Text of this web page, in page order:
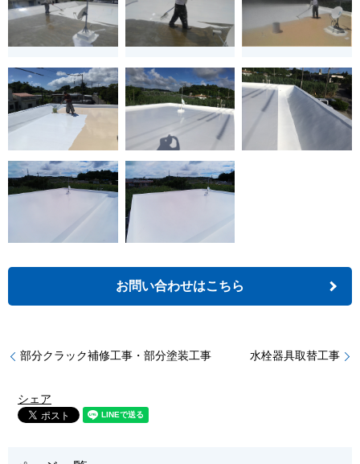
お問い合わせはこちら
部分クラック補修工事・部分塗装工事 水栓器具取替工事
シェア